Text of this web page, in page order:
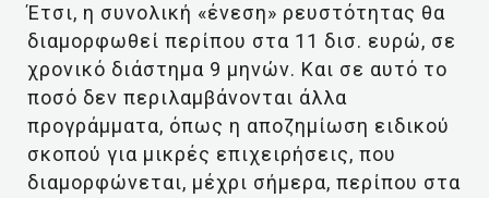
Έτσι, η συνολική «ένεση» ρευστότητας θα
διαμορφωθεί περίπου στα 11 δισ. ευρώ, σε
χρονικό διάστημα 9 μηνών. Και σε αυτό το
ποσό δεν περιλαμβάνονται άλλα
προγράμματα, όπως η αποζημίωση ειδικού
σκοπού για μικρές επιχειρήσεις, που
διαμορφώνεται, μέχρι σήμερα, περίπου στα